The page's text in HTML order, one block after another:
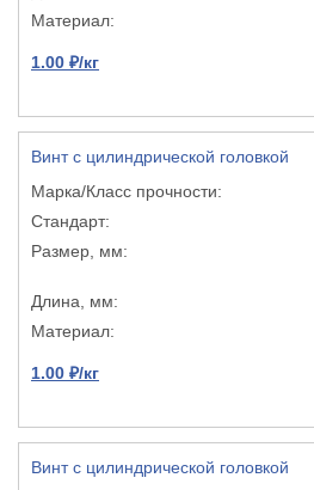
1.00 ₽/кг
Винт с цилиндрической головкой
1.00 ₽/кг
Винт с цилиндрической головкой